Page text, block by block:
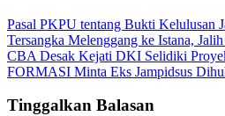
Pasal PKPU tentang Bukti Kelulusan
Tersangka Melenggang ke Istana,
CBA Desak Kejati DKI Selidiki
FORMASI Minta Eks Jampidsus
Tinggalkan Balasan